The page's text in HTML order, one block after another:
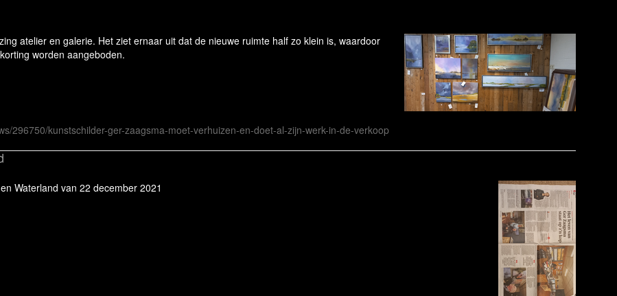
atelier en galerie. Het ziet ernaar uit dat de nieuwe ruimte half zo klein is, waardoor
worden aangeboden.
296750/kunstschilder-ger-zaagsma-moet-verhuizen-en-doet-al-zijn-werk-in-de-verkoop
Waterland van 22 december 2021